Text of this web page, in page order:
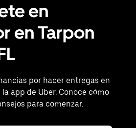
en
en Tarpon
por hacer entregas en
app de Uber. Conoce cómo
para comenzar.